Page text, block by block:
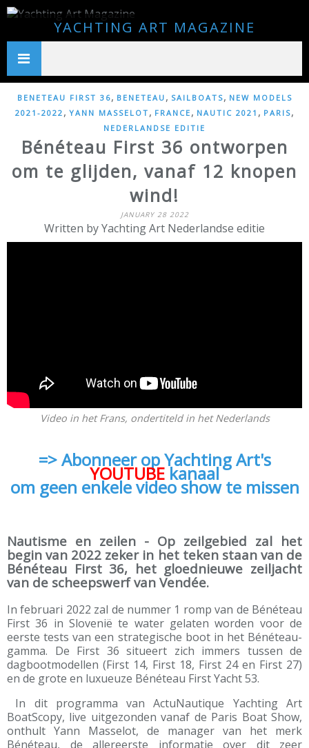
YACHTING ART MAGAZINE
BENETEAU FIRST 36, BENETEAU , SAILBOATS, NEW MODELS
2021-2022 , YANN MASSELOT , FRANCE , NAUTIC 2021 , PARIS,
NEDERLANDSE EDITIE
Bénéteau First 36 ontworpen
om te glijden, vanaf 12 knopen
wind!
JANUARY 28 2022
Written by Yachting Art Nederlandse editie
Video in het Frans, ondertiteld in het Nederlands
=> Abonneer op Yachting Art's
YOUTUBEkanaal
om geen enkele video show te missen
Nautisme en zeilen - Op zeilgebied zal het
begin van 2022 zeker in het teken staan van de
Bénéteau First 36, het gloednieuwe zeiljacht
van de scheepswerf van Vendée.
In februari 2022 zal de nummer 1 romp van de Bénéteau
First 36 in Slovenië te water gelaten worden voor de
eerste tests van een strategische boot in het Bénéteau-
gamma. De First 36 situeert zich immers tussen de
dagbootmodellen (First 14, First 18, First 24 en First 27)
en de grote en luxueuze Bénéteau First Yacht 53.
In dit programma van ActuNautique Yachting Art
BoatScopy, live uitgezonden vanaf de Paris Boat Show,
onthult Yann Masselot, de manager van het merk
Bénéteau, de allereerste informatie over dit zeer